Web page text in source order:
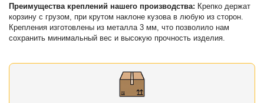
Преимущества креплений нашего производства: Крепко держат
корзину с грузом, при крутом наклоне кузова в любую из сторон.
Крепления изготовлены из металла 3 мм, что позволило нам
сохранить минимальный вес и высокую прочность изделия.